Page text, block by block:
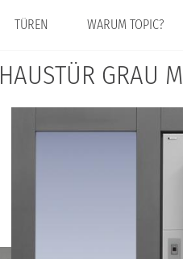
TÜREN WARUM TOPIC?
HAUSTÜR GRAU